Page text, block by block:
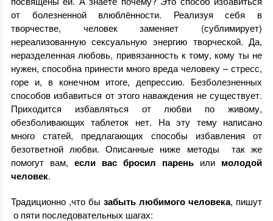
от болезненной влюблённости. Реализуя себя в
творчестве, человек заменяет (сублимирует)
нереализованную сексуальную энергию творческой. Да,
неразделенная любовь, привязанность к тому, кому ты не
нужен, способна принести много вреда человеку – стресс,
горе и, в конечном итоге, депрессию. Безболезненных
способов избавиться от этого наваждения не существует.
Приходится избавляться от любви по живому,
обезболивающих таблеток нет. На эту тему написано
много статей, предлагающих способы избавления от
безответной любви. Описанные ниже методы так же
помогут вам, если вас бросил парень или молодой
человек.
Традиционно ,что бы забыть любимого человека, пишут
о пяти последовательных шагах: